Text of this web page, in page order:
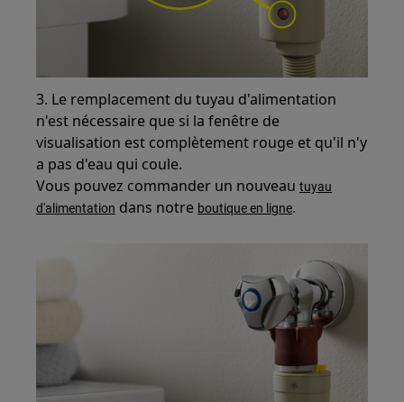
3. Le remplacement du tuyau d'alimentation
n'est nécessaire que si la fenêtre de
visualisation est complètement rouge et qu'il n'y
a pas d'eau qui coule.
Vous pouvez commander un nouveautuyau
d'alimentation dans notre boutique en ligne.